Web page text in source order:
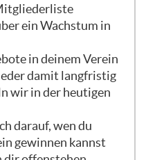
ein Wachstum in
in deinem Verein
damit langfristig
wir in der heutigen
darauf, wen du
gewinnen kannst